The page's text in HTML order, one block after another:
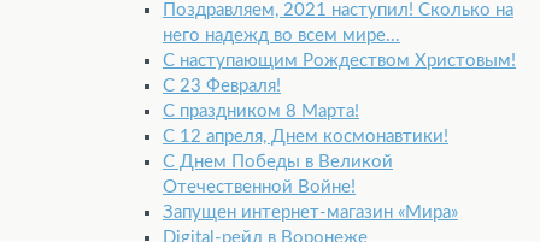
Поздравляем, 2021 наступил! Сколько на
него надежд во всем мире...
С наступающим Рождеством Христовым!
С 23 Февраля!
С праздником 8 Марта!
С 12 апреля, Днем космонавтики!
С Днем Победы в Великой
Отечественной Войне!
Запущен интернет-​магазин «Мира»
Digital-рейд в Воронеже